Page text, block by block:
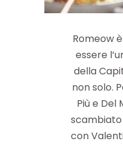
Romeow
essere
della
non solo.
Più e Del
con